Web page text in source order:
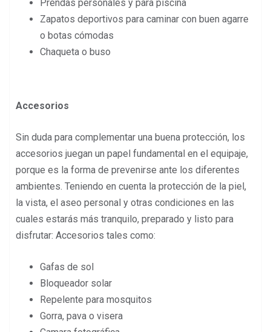
Prendas personales y para piscina
Zapatos deportivos para caminar con buen agarre
o botas cómodas
Chaqueta o buso
Accesorios
Sin duda para complementar una buena protección, los
accesorios juegan un papel fundamental en el equipaje,
porque es la forma de prevenirse ante los diferentes
ambientes. Teniendo en cuenta la protección de la piel,
la vista, el aseo personal y otras condiciones en las
cuales estarás más tranquilo, preparado y listo para
disfrutar: Accesorios tales como:
Gafas de sol
Bloqueador solar
Repelente para mosquitos
Gorra, pava o visera